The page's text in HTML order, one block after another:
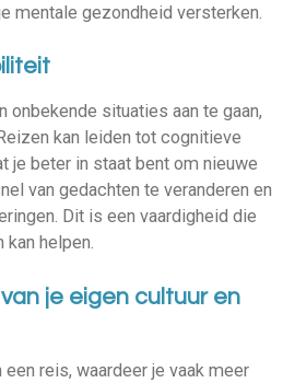
mentale gezondheid versterken.
onbekende situaties aan te gaan,
kan leiden tot cognitieve
je beter in staat bent om nieuwe
van gedachten te veranderen en
Dit is een vaardigheid die
kan helpen.
je eigen cultuur en
reis, waardeer je vaak meer